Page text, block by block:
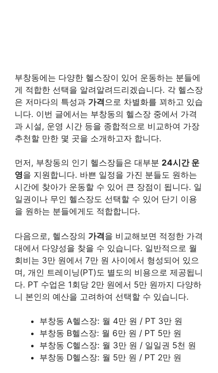
부창동에는 다양한 헬스장이 있어 운동하는 분들에
게 적합한 선택을 알려알려드리겠습니다. 각 헬스장
은 저마다의 특성과 가격 으로 차별화를 꾀하고 있습
니다. 이번 글에서는 부창동의 헬스장 중에서 가격
과 시설, 운영 시간 등을 종합적으로 비교하여 가장
추천할 만한 몇 곳을 소개하고자 합니다.
먼저, 부창동의 인기 헬스장들은 대부분 24시간 운
영을 지원합니다. 바쁜 일정을 가진 분들도 원하는
시간에 찾아가 운동할 수 있어 큰 장점이 됩니다. 일
일권이나 무인 헬스장도 선택할 수 있어 단기 이용
을 원하는 분들에게도 적합합니다.
다음으로, 헬스장의 가격을 비교해보면 적정한 가격
대에서 다양성을 찾을 수 있습니다. 일반적으로 월
회비는 3만 원에서 7만 원 사이에서 형성되어 있으
며, 개인 트레이닝(PT)도 별도의 비용으로 제공됩니
다. PT 수업은 1회당 2만 원에서 5만 원까지 다양하
니 본인의 예산을 고려하여 선택할 수 있습니다.
부창동 A헬스장: 월 4만 원 / PT 3만 원
부창동 B헬스장: 월 6만 원 / PT 5만 원
부창동 C헬스장: 월 3만 원 / 일일권 5천 원
부창동 D헬스장: 월 5만 원 / PT 2만 원